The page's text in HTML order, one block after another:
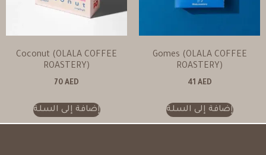
Gomes (OLALA COFFEE
ROASTERY)
41 AED
إضافة إلى السلة
Coconut (OLALA COFFEE
ROASTERY)
70 AED
إضافة إلى السلة